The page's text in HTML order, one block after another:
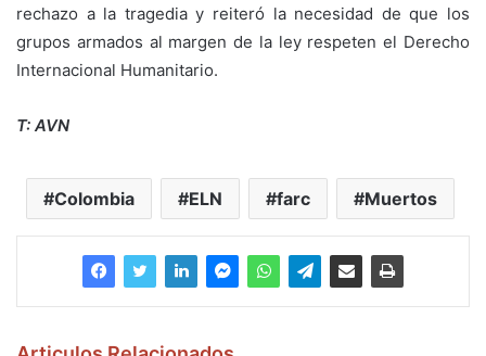
rechazo a la tragedia y reiteró la necesidad de que los
grupos armados al margen de la ley respeten el Derecho
Internacional Humanitario.
T: AVN
Colombia ELN farc Muertos